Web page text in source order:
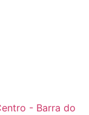
- Barra do